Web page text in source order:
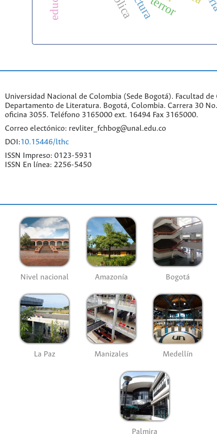
terror
Universidad Nacional de Colombia (Sede Bogotá). Facultad de
Departamento de Literatura. Bogotá, Colombia. Carrera 30
oficina 3055. Teléfono 3165000 ext. 16494 Fax 3165000.
Correo electónico: revliter_fchbog@unal.edu.co
DOI:10.15446/lthc
ISSN Impreso: 0123-5931
ISSN En línea: 2256-5450
Nivel nacional Amazonía Bogotá
La Paz Manizales Medellín
Palmira